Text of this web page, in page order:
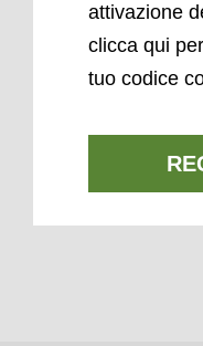
attivazione
clicca qui
tuo codice